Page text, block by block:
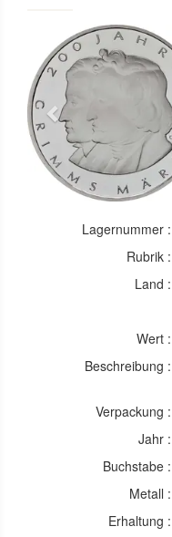
Previous
Lagernummer :
Rubrik :
Land :
Wert :
Beschreibung :
Verpackung :
Jahr :
Buchstabe :
Metall :
Erhaltung :